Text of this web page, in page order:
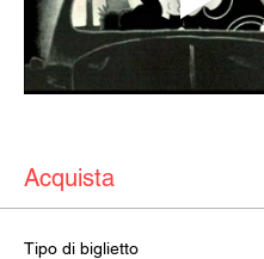
Acquista
Tipo di biglietto